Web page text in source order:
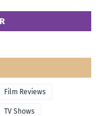
Film Reviews
TV Shows